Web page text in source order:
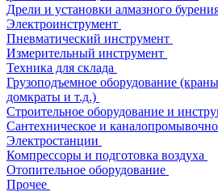
Дрели и установки алмазного
Электроинструмент
Пневматический инструмент
Измерительный инструмент
Техника для склада
Грузоподъемное оборудование
домкраты и т.д.)
Строительное оборудование и
Сантехническое и
Электростанции
Компрессоры и подготовка воздуха
Отопительное оборудование
Прочее